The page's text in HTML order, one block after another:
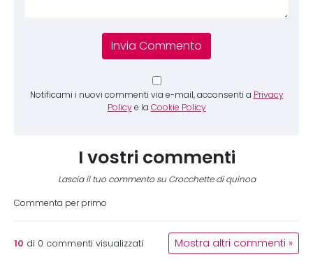
Notificami i nuovi commenti via e-mail, acconsenti a Privacy
Policy e la Cookie Policy
I vostri commenti
Lascia il tuo commento su Crocchette di quinoa
Commenta per primo
10 di 0 commenti visualizzati Mostra altri commenti »